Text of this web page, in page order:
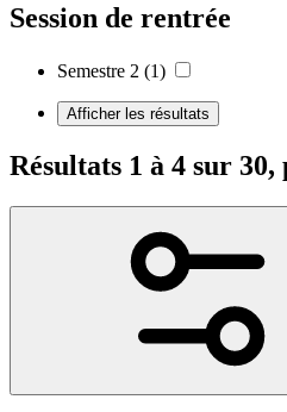
Session de rentrée
Semestre 2 (1)
Afficher les résultats
Résultats 1 à 4 sur 30,